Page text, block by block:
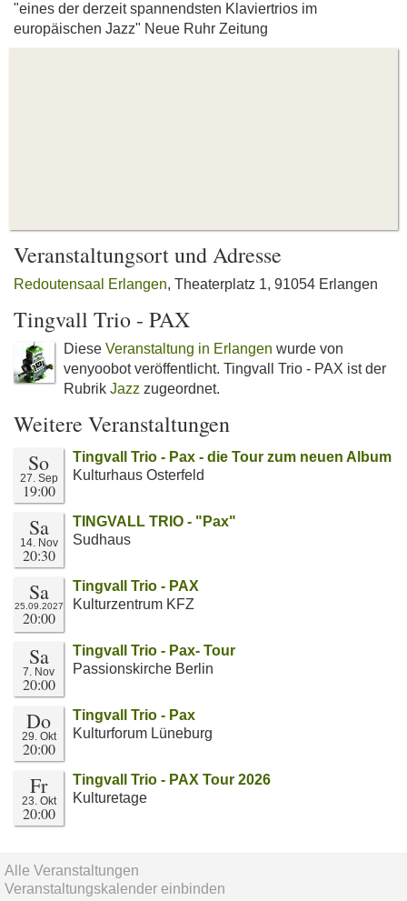
"eines der derzeit spannendsten Klaviertrios im
europäischen Jazz" Neue Ruhr Zeitung
Veranstaltungsort und Adresse
Redoutensaal Erlangen, Theaterplatz 1, 91054 Erlangen
Tingvall Trio - PAX
Diese Veranstaltung in Erlangen wurde von
venyoobot veröffentlicht. Tingvall Trio - PAX ist der
Rubrik Jazz zugeordnet.
Weitere Veranstaltungen
So
27. Sep
19:00
Tingvall Trio - Pax - die Tour zum neuen Album
Kulturhaus Osterfeld
Sa
14. Nov
20:30
TINGVALL TRIO - "Pax"
Sudhaus
Sa
25.09.2027
20:00
Tingvall Trio - PAX
Kulturzentrum KFZ
Sa
7. Nov
20:00
Tingvall Trio - Pax- Tour
Passionskirche Berlin
Do
29. Okt
20:00
Tingvall Trio - Pax
Kulturforum Lüneburg
Fr
23. Okt
20:00
Tingvall Trio - PAX Tour 2026
Kulturetage
Alle Veranstaltungen
Veranstaltungskalender einbinden